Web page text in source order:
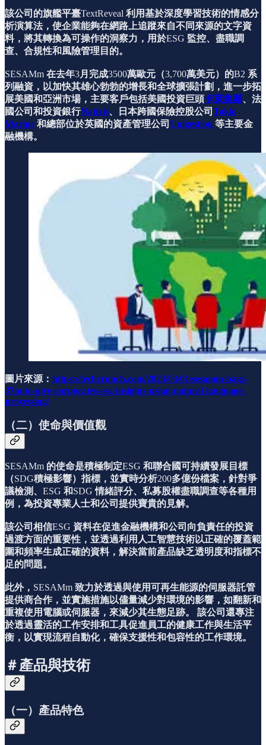
該公司的旗艦平臺TextReveal 利用基於深度學習技術的情感分
析演算法，使企業能夠在網路上追蹤來自不同來源的文字資
料，將其轉換為可操作的洞察力，用於ESG 監控、盡職調
查、合規性和風險管理目的。
SESAMm 在去年3月完成3500萬歐元（3,700萬美元）的B2 系
列融資，以加快其雄心勃勃的增長和全球擴張計劃，進一步拓
展美國和亞洲市場，主要客戶包括美國投資巨頭卡萊集團、法
國公司和投資銀行Natixis、日本跨國保險控股公司 Tokio
Marine 和總部位於英國的資產管理公司 Unigestion 等主要金
融機構。
圖片來源： https://techcrunch.com/2023/03/01/sesamm-bags-
37m-to-give-corporates-esg-insights-using-natural-language-
processing/
（二）使命與價值觀
SESAMm 的使命是積極制定ESG 和聯合國可持續發展目標
（SDG積極影響）指標，並實時分析200多億份檔案，針對爭
議檢測、 ESG 和SDG情緒評分、私募股權盡職調查等各種用
例，為投資專業人士和公司提供寶貴的見解。
該公司相信ESG 資料在促進金融機構和公司向負責任的投資
過渡方面的重要性，並透過利用人工智慧技術以正確的覆蓋範
圍和頻率生成正確的資料，解決當前產品缺乏透明度和指標不
足的問題。
此外， SESAMm 致力於透過與使用可再生能源的伺服器託管
提供商合作，並實施措施以儘量減少對環境的影響，如翻新和
重複使用電腦或伺服器，來減少其生態足跡。
該公司還專注
於透過靈活的工作安排和工具促進員工的健康工作與生活平
衡，以實現流程自動化，確保支援性和包容性的工作環境。
＃產品與技術
（一）產品特色